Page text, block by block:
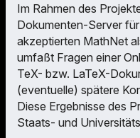
Im Rahmen des
Dokumenten-Server
akzeptierten MathNet
umfaßt Fragen einer
TeX- bzw. LaTeX-
(eventuelle) spätere
Diese Ergebnisse des
Staats- und